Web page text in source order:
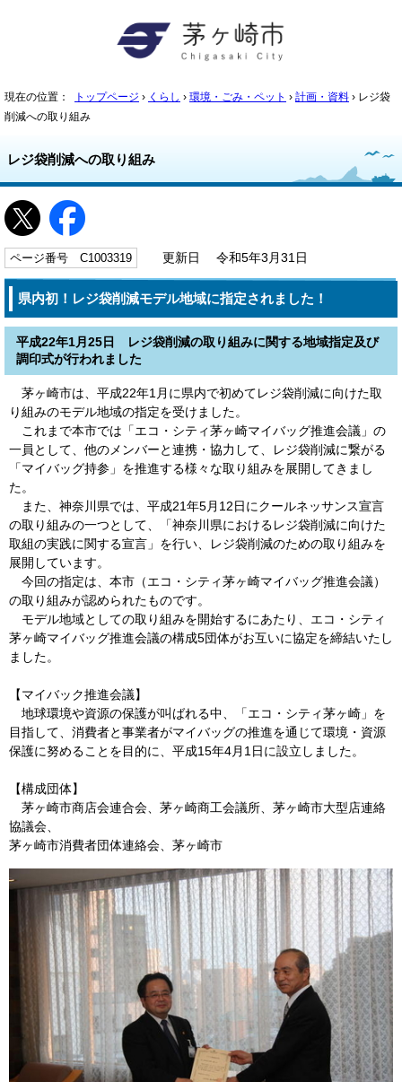
現在の位置： トップページ › くらし › 環境・ごみ・ペット › 計画・資料 › レジ袋
削減への取り組み
レジ袋削減への取り組み
ページ番号 C1003319 更新日 令和5年3月31日
県内初！レジ袋削減モデル地域に指定されました！
平成22年1月25日 レジ袋削減の取り組みに関する地域指定及び
調印式が行われました
茅ヶ崎市は、平成22年1月に県内で初めてレジ袋削減に向けた取
り組みのモデル地域の指定を受けました。
これまで本市では「エコ・シティ茅ヶ崎マイバッグ推進会議」の
一員として、他のメンバーと連携・協力して、レジ袋削減に繋がる
「マイバッグ持参」を推進する様々な取り組みを展開してきまし
た。
また、神奈川県では、平成21年5月12日にクールネッサンス宣言
の取り組みの一つとして、「神奈川県におけるレジ袋削減に向けた
取組の実践に関する宣言」を行い、レジ袋削減のための取り組みを
展開しています。
今回の指定は、本市（エコ・シティ茅ヶ崎マイバッグ推進会議）
の取り組みが認められたものです。
モデル地域としての取り組みを開始するにあたり、エコ・シティ
茅ヶ崎マイバッグ推進会議の構成5団体がお互いに協定を締結いたし
ました。
【マイバック推進会議】
地球環境や資源の保護が叫ばれる中、「エコ・シティ茅ヶ崎」を
目指して、消費者と事業者がマイバッグの推進を通じて環境・資源
保護に努めることを目的に、平成15年4月1日に設立しました。
【構成団体】
茅ヶ崎市商店会連合会、茅ヶ崎商工会議所、茅ヶ崎市大型店連絡
協議会、
茅ヶ崎市消費者団体連絡会、茅ヶ崎市